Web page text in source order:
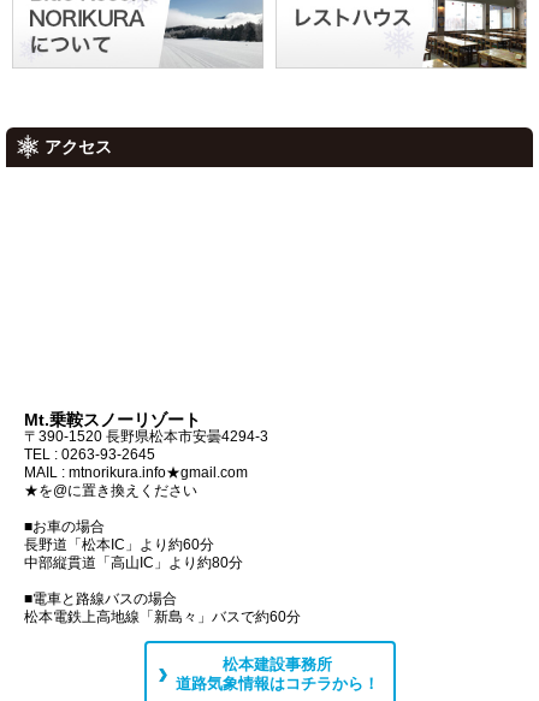
鞍
ス
ー
ー
ト
に
ス
アクセス
Mt.乗鞍スノーリゾート
〒390-1520 長野県松本市安曇4294-3
TEL : 0263-93-2645
MAIL : mtnorikura.info★gmail.com
★を@に置き換えください
■お車の場合
長野道「松本IC」より約60分
中部縦貫道「高山IC」より約80分
■電車と路線バスの場合
松本電鉄上高地線「新島々」バスで約60分
松本建設事務所
道路気象情報はコチラから！